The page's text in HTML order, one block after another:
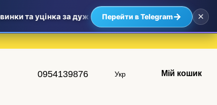
та уцінка за дуже приємними цінами —
Перейти в Telegram→ ×
0954139876 Укр Мій кошик